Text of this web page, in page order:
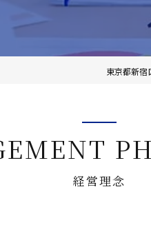
建築事
地主様
不動産
ビルオ
東京都新
経営理念